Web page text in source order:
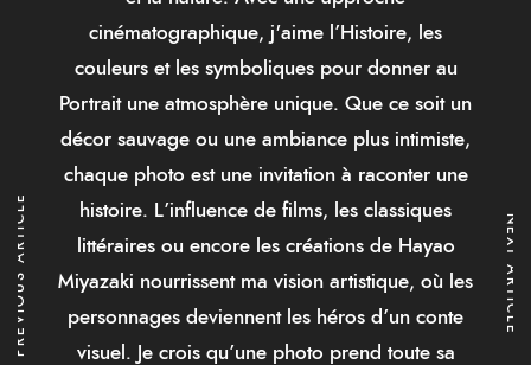
cinématographique, j'aime l’Histoire, les
couleurs et les symboliques pour donner au
Portrait une atmosphère unique. Que ce soit un
décor sauvage ou une ambiance plus intimiste,
chaque photo est une invitation à raconter une
histoire. L’influence de films, les classiques
littéraires ou encore les créations de Hayao
Miyazaki nourrissent ma vision artistique, où les
personnages deviennent les héros d’un conte
visuel. Je crois qu’une photo prend toute sa
PREVIOUS ARTICLE NEXT ARTICLE